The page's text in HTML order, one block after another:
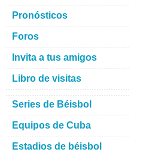
Pronósticos
Foros
Invita a tus amigos
Libro de visitas
Series de Béisbol
Equipos de Cuba
Estadios de béisbol